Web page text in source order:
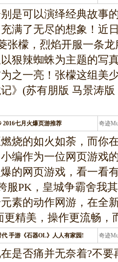
龙
是可以演绎经典故事
满了无尽的想象！近
张檬，烈焰开服一条
狠辣蜘蛛为主题的写
之一亮！张檬这组美
》(苏有朋版 马景涛
2016七月火爆页游推荐 奇迹
条
烧的如火如荼，而你
编作为一位网页游戏
的网页游戏，看一看
服PK，皇城争霸舍我
素的动作网游，在全
精美，操作更流畅，
手游《石器OL》人人有家园! 奇迹
条
是否痛并无奈着?不